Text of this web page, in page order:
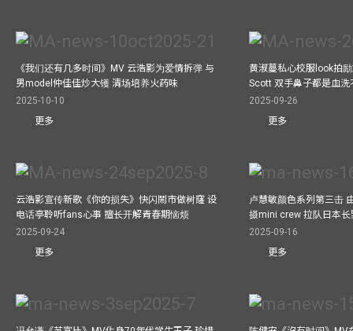
《我们还有几多时间》MV 云浩影为爱情拆弹 与
男model仲佳佳炒大镬 清场培养火药味
2025-10-10
更多
黄淑蔓私心校服look拍
Scott 双手鼻子都是血洗
2025-09-26
更多
云浩影宣传新歌《你的损失》快闪鬧市做树窿 设
电话亭聆听fans心事 擅长开解青春期恼烦
2025-09-24
更多
卢慧敏颜色系列第三击
摄mini crew 拉队日本长
2025-09-16
更多